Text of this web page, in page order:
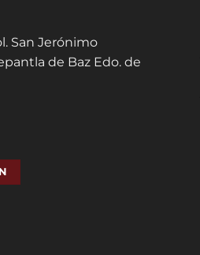
San Jerónimo
de Baz Edo. de